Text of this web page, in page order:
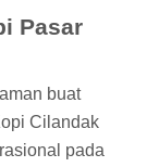
Pasar
buat
Cilandak
pada